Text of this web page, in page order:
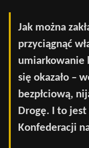
Jak można
przyciągnąć
umiarkowanie
się okazało –
bezpłciową,
Drogę. I to
Konfederacji